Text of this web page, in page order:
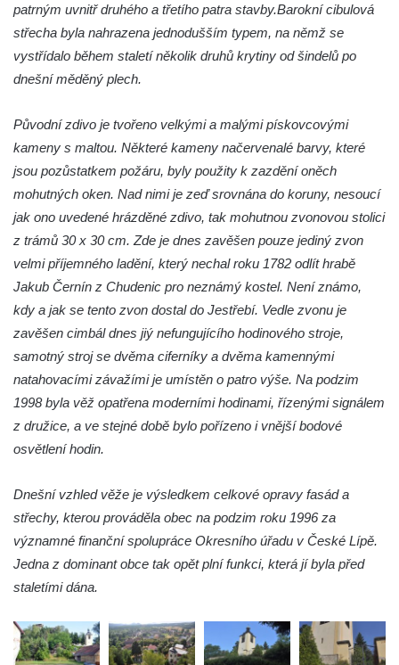
Zvonice u kostela Narození svatého Jana
Křtitele na hřbitově v Zeměchách
Podluží
Zvonička u polní cesty pod Pastevním
vrchem u Růžové
Velká zvonice v Rakovníku
Zvonice v Tupadlech
Zvonice v Chrastné
Zvonice u kostela svatých Petra a Pavla v
Růžové
Zvonice u sochy svatého Jana
Nepomuckého na rozcestí u domu čp. 249 v
Rozhledu (Jiřetín pod Jedlovou)
Zvonice Račice
Zvonice u kostela Matky Boží v Lounech
Zvonice Merboltice
Zvonice v Klapém
Zvonice u kostela svatého Václava v
Dlažkovicích
patrným uvnitř druhého a třetího patra stavby.Barokní cibulová
střecha byla nahrazena jednodušším typem, na němž se
vystřídalo během staletí několik druhů krytiny od šindelů po
dnešní měděný plech.
Původní zdivo je tvořeno velkými a malými pískovcovými
kameny s maltou. Některé kameny načervenalé barvy, které
jsou pozůstatkem požáru, byly použity k zazdění oněch
mohutných oken. Nad nimi je zeď srovnána do koruny, nesoucí
jak ono uvedené hrázděné zdivo, tak mohutnou zvonovou stolici
z trámů 30 x 30 cm. Zde je dnes zavěšen pouze jediný zvon
velmi příjemného ladění, který nechal roku 1782 odlít hrabě
Jakub Černín z Chudenic pro neznámý kostel. Není známo,
kdy a jak se tento zvon dostal do Jestřebí. Vedle zvonu je
zavěšen cimbál dnes jiý nefungujícího hodinového stroje,
samotný stroj se dvěma ciferníky a dvěma kamennými
natahovacími závažími je umístěn o patro výše. Na podzim
1998 byla věž opatřena moderními hodinami, řízenými signálem
z družice, a ve stejné době bylo pořízeno i vnější bodové
osvětlení hodin.
Dnešní vzhled věže je výsledkem celkové opravy fasád a
střechy, kterou prováděla obec na podzim roku 1996 za
významné finanční spolupráce Okresního úřadu v České Lípě.
Jedna z dominant obce tak opět plní funkci, která jí byla před
staletími dána.